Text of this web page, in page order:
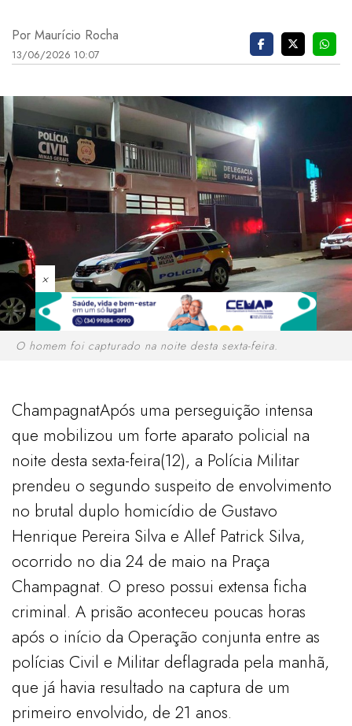
Por Maurício Rocha
13/06/2026 10:07
×
​O homem foi capturado na noite desta sexta-feira.
ChampagnatApós uma perseguição intensa
que mobilizou um forte aparato policial na
noite desta sexta-feira(12), a Polícia Militar
prendeu o segundo suspeito de envolvimento
no brutal duplo homicídio de Gustavo
Henrique Pereira Silva e Allef Patrick Silva,
ocorrido no dia 24 de maio na Praça
Champagnat. O preso possui extensa ficha
criminal. ​A prisão aconteceu poucas horas
após o início da Operação conjunta entre as
polícias Civil e Militar deflagrada pela manhã,
que já havia resultado na captura de um
primeiro envolvido, de 21 anos.